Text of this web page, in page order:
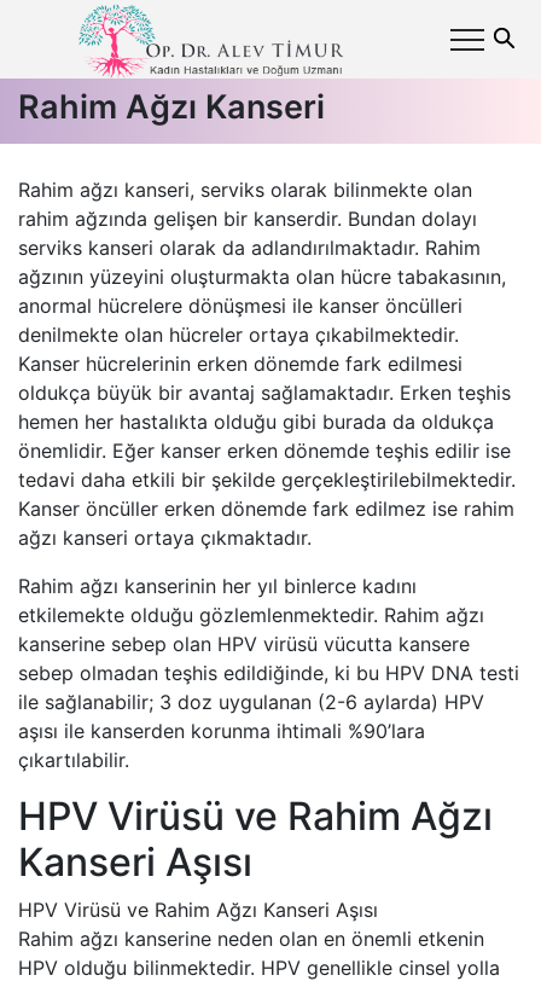
Rahim Ağzı Kanseri
Rahim ağzı kanseri, serviks olarak bilinmekte olan
rahim ağzında gelişen bir kanserdir. Bundan dolayı
serviks kanseri olarak da adlandırılmaktadır. Rahim
ağzının yüzeyini oluşturmakta olan hücre tabakasının,
anormal hücrelere dönüşmesi ile kanser öncülleri
denilmekte olan hücreler ortaya çıkabilmektedir.
Kanser hücrelerinin erken dönemde fark edilmesi
oldukça büyük bir avantaj sağlamaktadır. Erken teşhis
hemen her hastalıkta olduğu gibi burada da oldukça
önemlidir. Eğer kanser erken dönemde teşhis edilir ise
tedavi daha etkili bir şekilde gerçekleştirilebilmektedir.
Kanser öncüller erken dönemde fark edilmez ise rahim
ağzı kanseri ortaya çıkmaktadır.
Rahim ağzı kanserinin her yıl binlerce kadını
etkilemekte olduğu gözlemlenmektedir. Rahim ağzı
kanserine sebep olan HPV virüsü vücutta kansere
sebep olmadan teşhis edildiğinde, ki bu HPV DNA testi
ile sağlanabilir; 3 doz uygulanan (2-6 aylarda) HPV
aşısı ile kanserden korunma ihtimali %90’lara
çıkartılabilir.
HPV Virüsü ve Rahim Ağzı
Kanseri Aşısı
HPV Virüsü ve Rahim Ağzı Kanseri Aşısı
Rahim ağzı kanserine neden olan en önemli etkenin
HPV olduğu bilinmektedir. HPV genellikle cinsel yolla